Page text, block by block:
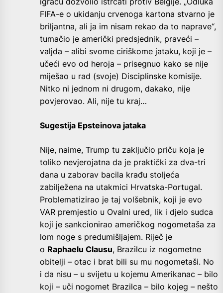
FIFA-e o ukidanju crvenoga kartona stvarno je
briljantna, ali ja im nisam rekao da to naprave“,
tumačio je američki predsjednik, praveći –
valjda – alibi svome ciriškome jataku, koji je –
učeći evo od heroja – prisegnuo kako se nije
miješao u rad (svoje) Disciplinske komisije.
Nitko ni jednom ni drugom, dakako, nije
povjerovao. Ali, nije tu kraj…
Sugestija Epsteinova jataka
Nije, naime, Trump tu zaključio priču koja je
toliko nevjerojatna da je praktički za dva-tri
dana u zaborav bacila krađu stoljeća
zabilježena na utakmici Hrvatska-Portugal.
Problematizirao je taj volšebnik, koji je evo
VAR premjestio u Ovalni ured, lik i djelo sudca
koji je sankcionirao američkog nogometaša za
lom noge s predumišljajem. Riječ je
o Raphaelu Clausu, Brazilcu iz nogometne
obitelji – otac i brat bili su mu nogometaši. No
i da nisu – u svijetu u kojemu Amerikanac – bilo
koji – uči nogomet Brazilca – bilo kojeg – nešto